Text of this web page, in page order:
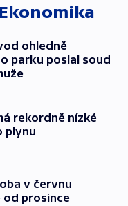
Ekonomika
ohledně
parku poslal soud
rekordně nízké
plynu
v červnu
od prosince